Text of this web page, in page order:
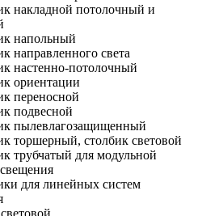
накладной потолочный и
напольный
направленного света
настенно-потолочный
ориентации
переносной
подвесной
пылевлагозащищенный
торшерный, столбик световой
трубчатый для модульной
для линейных систем